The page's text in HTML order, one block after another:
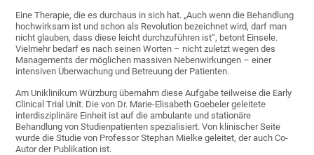
Eine Therapie, die es durchaus in sich hat. „Auch wenn die Behandlung
hochwirksam ist und schon als Revolution bezeichnet wird, darf man
nicht glauben, dass diese leicht durchzuführen ist“, betont Einsele.
Vielmehr bedarf es nach seinen Worten – nicht zuletzt wegen des
Managements der möglichen massiven Nebenwirkungen – einer
intensiven Überwachung und Betreuung der Patienten.
Am Uniklinikum Würzburg übernahm diese Aufgabe teilweise die Early
Clinical Trial Unit. Die von Dr. Marie-Elisabeth Goebeler geleitete
interdisziplinäre Einheit ist auf die ambulante und stationäre
Behandlung von Studienpatienten spezialisiert. Von klinischer Seite
wurde die Studie von Professor Stephan Mielke geleitet, der auch Co-
Autor der Publikation ist.